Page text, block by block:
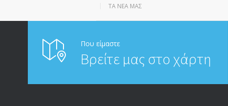
ΤΑ ΝΈΑ ΜΑΣ
Που είμαστε
Βρείτε μας στο χάρτη